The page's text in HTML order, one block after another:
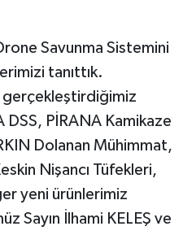
Savunma Sistemini
tanıttık.
gerçekleştirdiğimiz
DSS, PİRANA Kamikaze
Dolanan Mühimmat,
Nişancı Tüfekleri,
yeni ürünlerimiz
Sayın İlhami KELEŞ ve